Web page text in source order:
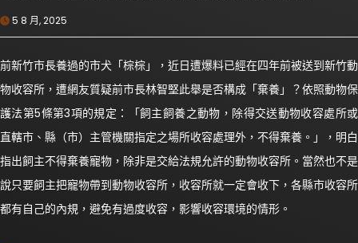
5 8 月, 2025
前新竹市長養過的市犬「棕棕」，近日遭爆料已經在四年前被送到新竹動
物收容所，遭網友質疑前市長林智堅此舉是否構成「棄養」？依照動物保
護法第5條第3項的規定：「飼主飼養之動物，除得交送動物收容處所或
直轄市、縣（市）主管機關指定之場所收容處理外，不得棄養。」，明白
指出飼主不得棄養寵物，除非是交給法規允許的動物收容所。當然也不是
說只要飼主把寵物帶到動物收容所，收容所就一定會收下，各縣市收容所
都有自己的內規，避免有過度收容，影響收容環境的情形。